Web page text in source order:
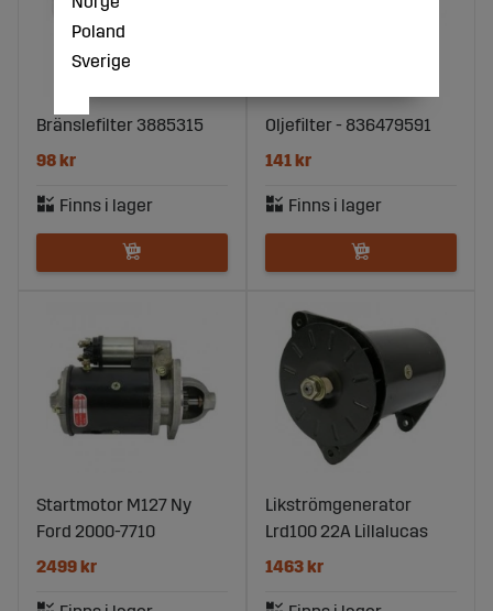
Bränslefilter 3885315
98 kr
Oljefilter - 836479591
141 kr
Startmotor M127 Ny
Ford 2000-7710
2499 kr
Likströmgenerator
Lrd100 22A Lillalucas
1463 kr
Poland
Sverige